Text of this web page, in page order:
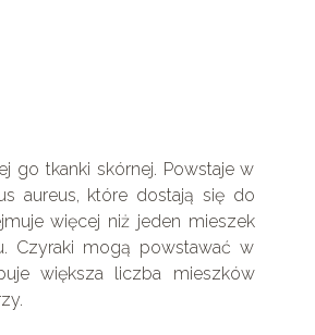
go tkanki skórnej. Powstaje w
aureus, które dostają się do
więcej niż jeden mieszek
Czyraki mogą powstawać w
większa liczba mieszków